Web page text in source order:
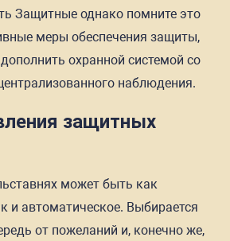
Защитные однако помните это
меры обеспечения защиты,
охранной системой со
наблюдения.
защитных
может быть как
и автоматическое. Выбирается
от пожеланий и, конечно же,